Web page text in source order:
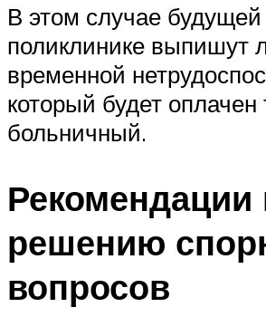
В этом случае
поликлинике выпишут
временной
который будет оплачен
больничный.
Рекомендации
решению
вопросов